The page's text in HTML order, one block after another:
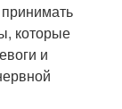
которые
и